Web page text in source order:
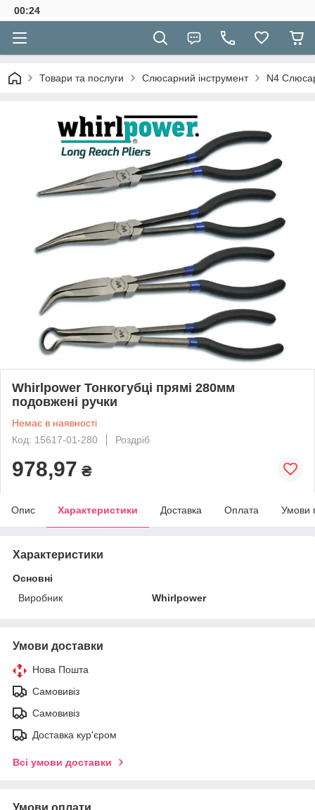
00:24
Товари та послуги Слюсарний інструмент N4
Whirlpower Тонкогубці прямі 280мм
подовжені ручки
Немає в наявності
Код: 15617-01-280
Роздріб
978,97 ₴
Опис Характеристики Доставка Оплата Умови
Характеристики
Основні
Виробник
Whirlpower
Умови доставки
Нова Пошта
Самовивіз
Самовивіз
Доставка кур'єром
Всі умови доставки
Умови оплати